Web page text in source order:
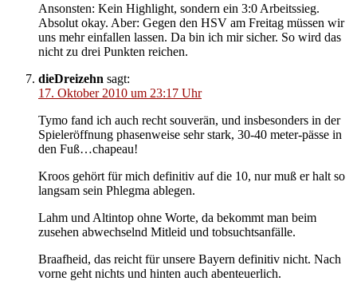
Ansonsten: Kein Highlight, sondern ein 3:0 Arbeitssieg.
Absolut okay. Aber: Gegen den HSV am Freitag müssen wir
uns mehr einfallen lassen. Da bin ich mir sicher. So wird das
nicht zu drei Punkten reichen.
dieDreizehn sagt:
17. Oktober 2010 um 23:17 Uhr
Tymo fand ich auch recht souverän, und insbesonders in der
Spieleröffnung phasenweise sehr stark, 30-40 meter-pässe in
den Fuß…chapeau!
Kroos gehört für mich definitiv auf die 10, nur muß er halt so
langsam sein Phlegma ablegen.
Lahm und Altintop ohne Worte, da bekommt man beim
zusehen abwechselnd Mitleid und tobsuchtsanfälle.
Braafheid, das reicht für unsere Bayern definitiv nicht. Nach
vorne geht nichts und hinten auch abenteuerlich.